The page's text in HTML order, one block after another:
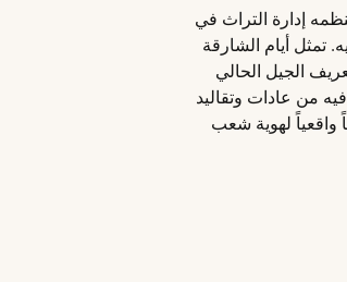
إدارة التراث في
تمثل أيام الشارقة
الجيل الحالي
من عادات وتقاليد
واقعياً لهوية شعب